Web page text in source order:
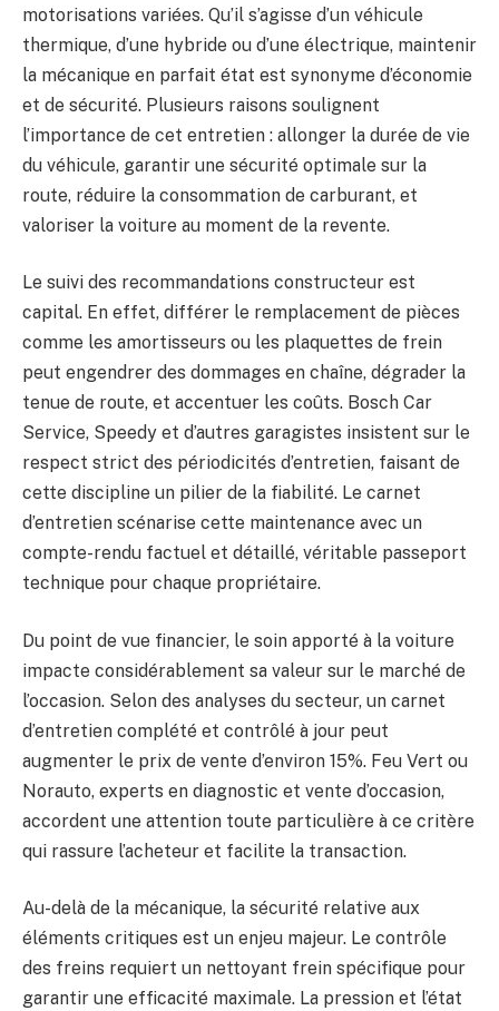
motorisations variées. Qu’il s’agisse d’un véhicule
thermique, d’une hybride ou d’une électrique, maintenir
la mécanique en parfait état est synonyme d’économie
et de sécurité. Plusieurs raisons soulignent
l’importance de cet entretien : allonger la durée de vie
du véhicule, garantir une sécurité optimale sur la
route, réduire la consommation de carburant, et
valoriser la voiture au moment de la revente.
Le suivi des recommandations constructeur est
capital. En effet, différer le remplacement de pièces
comme les amortisseurs ou les plaquettes de frein
peut engendrer des dommages en chaîne, dégrader la
tenue de route, et accentuer les coûts. Bosch Car
Service, Speedy et d’autres garagistes insistent sur le
respect strict des périodicités d’entretien, faisant de
cette discipline un pilier de la fiabilité. Le carnet
d’entretien scénarise cette maintenance avec un
compte-rendu factuel et détaillé, véritable passeport
technique pour chaque propriétaire.
Du point de vue financier, le soin apporté à la voiture
impacte considérablement sa valeur sur le marché de
l’occasion. Selon des analyses du secteur, un carnet
d’entretien complété et contrôlé à jour peut
augmenter le prix de vente d’environ 15%. Feu Vert ou
Norauto, experts en diagnostic et vente d’occasion,
accordent une attention toute particulière à ce critère
qui rassure l’acheteur et facilite la transaction.
Au-delà de la mécanique, la sécurité relative aux
éléments critiques est un enjeu majeur. Le contrôle
des freins requiert un nettoyant frein spécifique pour
garantir une efficacité maximale. La pression et l’état